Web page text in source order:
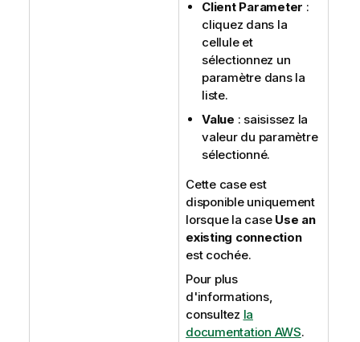
Client Parameter :
cliquez dans la
cellule et
sélectionnez un
paramètre dans la
liste.
Value : saisissez la
valeur du paramètre
sélectionné.
Cette case est
disponible uniquement
lorsque la case Use an
existing connection
est cochée.
Pour plus
d'informations,
consultez la
documentation AWS.